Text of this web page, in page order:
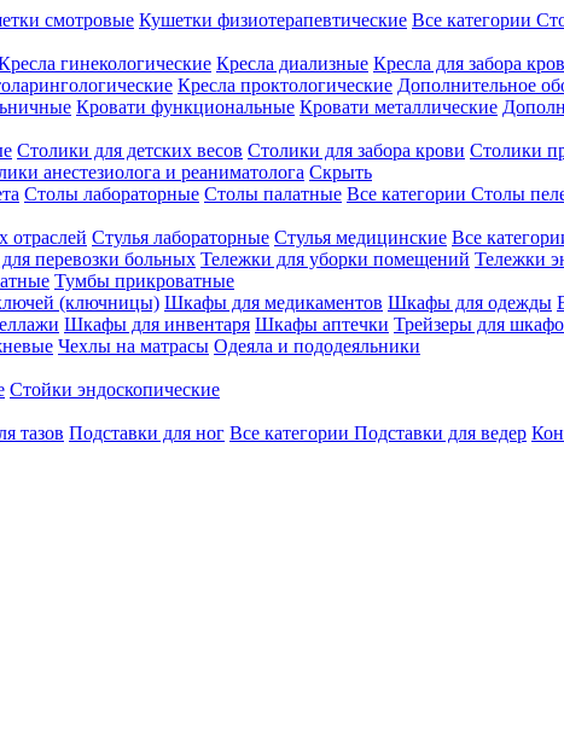
смотровые Кушетки физиотерапевтические Все категории
гинекологические Кресла диализные Кресла для забора
Кресла проктологические Дополнительное
Кровати функциональные Кровати металлические
Столики для детских весов Столики для забора крови Столики
анестезиолога и реаниматолога Скрыть
Столы лабораторные Столы палатные Все категории Столы
отраслей Стулья лабораторные Стулья медицинские Все
перевозки больных Тележки для уборки помещений Тележки
Тумбы прикроватные
(ключницы) Шкафы для медикаментов Шкафы для одежды
Шкафы для инвентаря Шкафы аптечки Трейзеры для
Чехлы на матрасы Одеяла и пододеяльники
Стойки эндоскопические
тазов Подставки для ног Все категории Подставки для ведер